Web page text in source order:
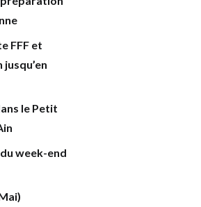
FFF et
le Petit
week-end